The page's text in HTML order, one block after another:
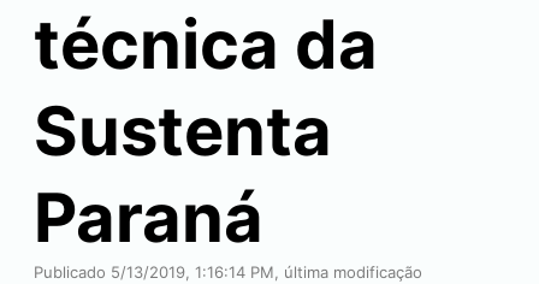
técnica da
Sustenta
Paraná
Publicado 5/13/2019, 1:16:14 PM, última modificação